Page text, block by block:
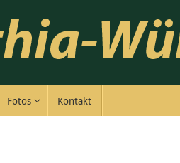
Fotos Kontakt